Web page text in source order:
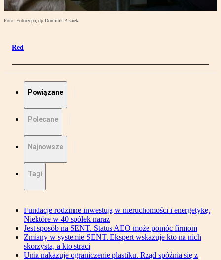
Foto: Fotorzepa, dp Dominik Pisarek
Red
Powiązane
Polecane
Najnowsze
Tagi
Fundacje rodzinne inwestują w nieruchomości i energetykę.
Niektóre w 40 spółek naraz
Jest sposób na SENT. Status AEO może pomóc firmom
Zmiany w systemie SENT. Ekspert wskazuje kto na nich
skorzysta, a kto straci
Unia nakazuje ograniczenie plastiku. Rząd spóźnia się z